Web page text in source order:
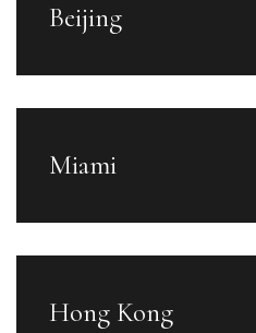
Beijing
Miami
Hong Kong